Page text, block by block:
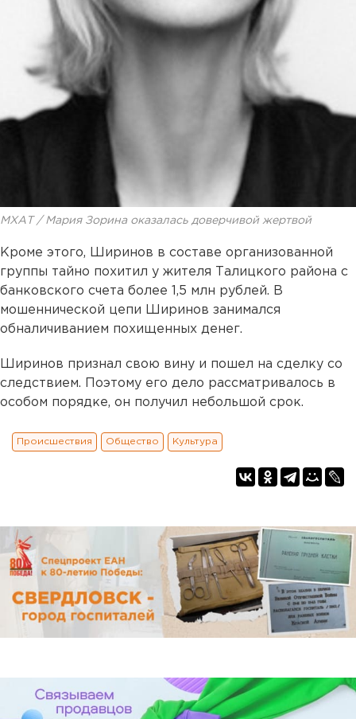
МХАТ / Мария Зорина оказалась доверчивой жертвой
Кроме этого, Ширинов в составе организованной
группы тайно похитил у жителя Талицкого района с
банковского счета более 1,5 млн рублей. В
мошеннической цепи Ширинов занимался
обналичиванием похищенных денег.
Ширинов признал свою вину и пошел на сделку со
следствием. Поэтому его дело рассматривалось в
особом порядке, он получил небольшой срок.
Происшествия Общество Культура